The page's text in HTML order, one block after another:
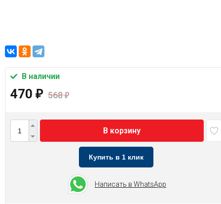
В наличии
470 ₽ 568₽
В корзину
Купить в 1 клик
Написать в WhatsApp